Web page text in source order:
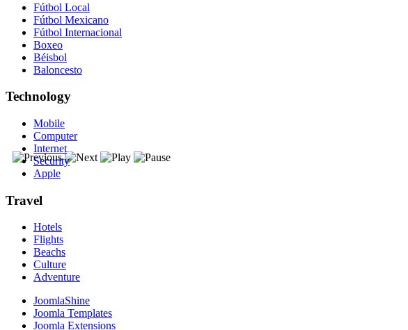
Fútbol Local
Fútbol Mexicano
Fútbol Internacional
Boxeo
Béisbol
Baloncesto
Technology
Mobile
Computer
Internet
Security
Apple
Travel
Hotels
Flights
Beachs
Culture
Adventure
JoomlaShine
Joomla Templates
Joomla Extensions